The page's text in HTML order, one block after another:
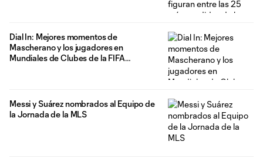
Dial In: Mejores momentos de
Mascherano y los jugadores en
Mundiales de Clubes de la FIFA
Messi y Suárez nombrados al Equipo de
la Jornada de la MLS